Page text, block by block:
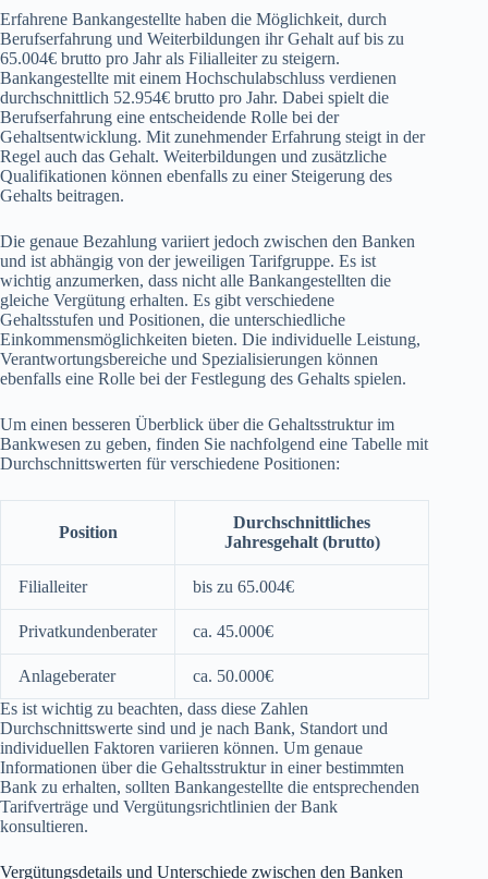
Erfahrene Bankangestellte haben die Möglichkeit, durch
Berufserfahrung und Weiterbildungen ihr Gehalt auf bis zu
65.004€ brutto pro Jahr als Filialleiter zu steigern.
Bankangestellte mit einem Hochschulabschluss verdienen
durchschnittlich 52.954€ brutto pro Jahr. Dabei spielt die
Berufserfahrung eine entscheidende Rolle bei der
Gehaltsentwicklung. Mit zunehmender Erfahrung steigt in der
Regel auch das Gehalt. Weiterbildungen und zusätzliche
Qualifikationen können ebenfalls zu einer Steigerung des
Gehalts beitragen.
Die genaue Bezahlung variiert jedoch zwischen den Banken
und ist abhängig von der jeweiligen Tarifgruppe. Es ist
wichtig anzumerken, dass nicht alle Bankangestellten die
gleiche Vergütung erhalten. Es gibt verschiedene
Gehaltsstufen und Positionen, die unterschiedliche
Einkommensmöglichkeiten bieten. Die individuelle Leistung,
Verantwortungsbereiche und Spezialisierungen können
ebenfalls eine Rolle bei der Festlegung des Gehalts spielen.
Um einen besseren Überblick über die Gehaltsstruktur im
Bankwesen zu geben, finden Sie nachfolgend eine Tabelle mit
Durchschnittswerten für verschiedene Positionen:
Position
Durchschnittliches
Jahresgehalt (brutto)
Filialleiter bis zu 65.004€
Privatkundenberater ca. 45.000€
Anlageberater
ca. 50.000€
Es ist wichtig zu beachten, dass diese Zahlen
Durchschnittswerte sind und je nach Bank, Standort und
individuellen Faktoren variieren können. Um genaue
Informationen über die Gehaltsstruktur in einer bestimmten
Bank zu erhalten, sollten Bankangestellte die entsprechenden
Tarifverträge und Vergütungsrichtlinien der Bank
konsultieren.
Vergütungsdetails und Unterschiede zwischen den Banken